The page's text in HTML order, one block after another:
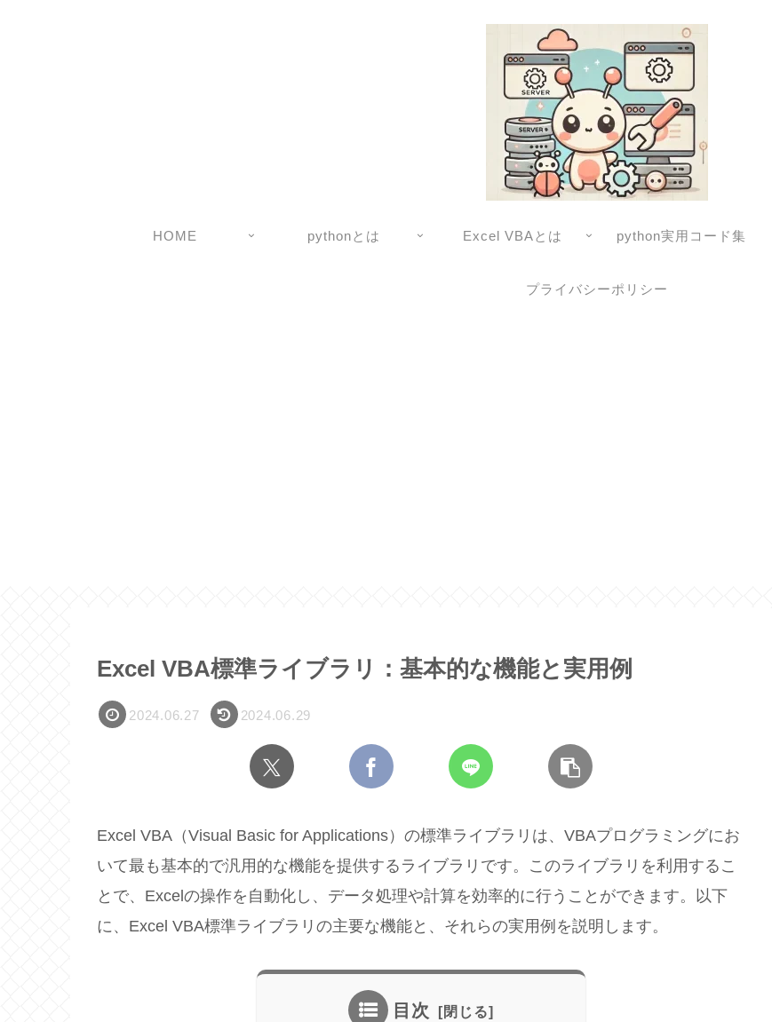
HOME pythonとは Excel VBAとは python実用コード集
プライバシーポリシー
Excel VBA標準ライブラリ：基本的な機能と実用例
2024.06.27 2024.06.29
Excel VBA（Visual Basic for Applications）の標準ライブラリは、VBAプログラミングにお
いて最も基本的で汎用的な機能を提供するライブラリです。このライブラリを利用するこ
とで、Excelの操作を自動化し、データ処理や計算を効率的に行うことができます。以下
に、Excel VBA標準ライブラリの主要な機能と、それらの実用例を説明します。
目次